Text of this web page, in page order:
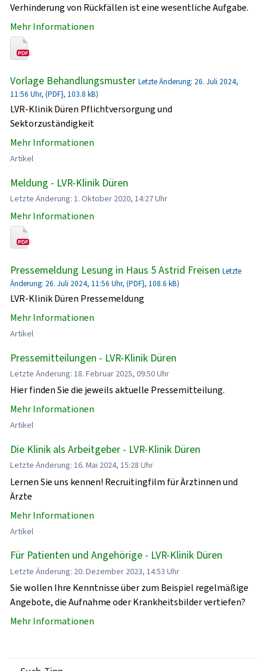
Verhinderung von Rückfällen ist eine wesentliche Aufgabe.
Mehr Informationen
Vorlage Behandlungsmuster Letzte Änderung: 26. Juli 2024,
11:56 Uhr, (PDF}, 103.8 kB)
LVR-Klinik Düren Pflichtversorgung und
Sektorzuständigkeit
Mehr Informationen
Artikel
Meldung - LVR-Klinik Düren
Letzte Änderung: 1. Oktober 2020, 14:27 Uhr
Mehr Informationen
Pressemeldung Lesung in Haus 5 Astrid Freisen Letzte
Änderung: 26. Juli 2024, 11:56 Uhr, (PDF}, 108.6 kB)
LVR-Klinik Düren Pressemeldung
Mehr Informationen
Artikel
Pressemitteilungen - LVR-Klinik Düren
Letzte Änderung: 18. Februar 2025, 09:50 Uhr
Hier finden Sie die jeweils aktuelle Pressemitteilung.
Mehr Informationen
Artikel
Die Klinik als Arbeitgeber - LVR-Klinik Düren
Letzte Änderung: 16. Mai 2024, 15:28 Uhr
Lernen Sie uns kennen! Recruitingfilm für Ärztinnen und
Ärzte
Mehr Informationen
Artikel
Für Patienten und Angehörige - LVR-Klinik Düren
Letzte Änderung: 20. Dezember 2023, 14:53 Uhr
Sie wollen Ihre Kenntnisse über zum Beispiel regelmäßige
Angebote, die Aufnahme oder Krankheitsbilder vertiefen?
Mehr Informationen